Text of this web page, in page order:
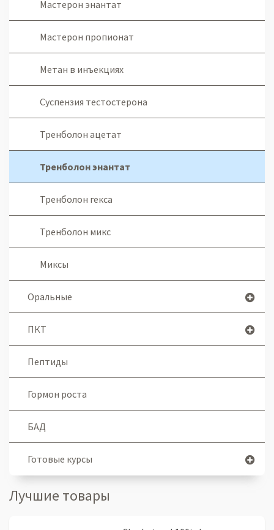
Мастерон энантат
Мастерон пропионат
Метан в инъекциях
Суспензия тестостерона
Тренболон ацетат
Тренболон энантат
Тренболон гекса
Тренболон микс
Миксы
Оральные
ПКТ
Пептиды
Гормон роста
БАД
Готовые курсы
Лучшие товары